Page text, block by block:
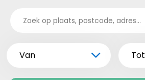
Van Tot